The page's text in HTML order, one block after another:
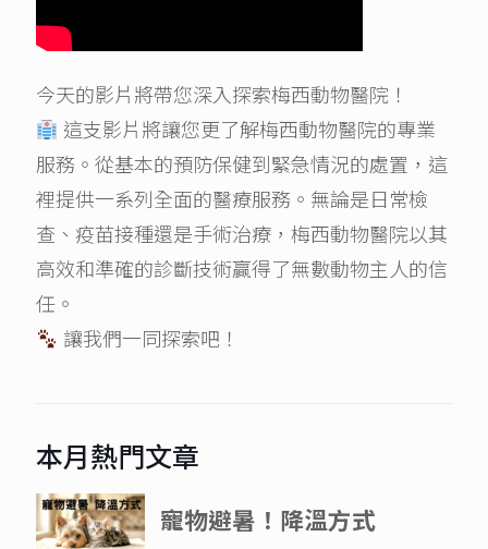
今天的影片將帶您深入探索梅西動物醫院！
這支影片將讓您更了解梅西動物醫院的專業
服務。從基本的預防保健到緊急情況的處置，這
裡提供一系列全面的醫療服務。無論是日常檢
查、疫苗接種還是手術治療，梅西動物醫院以其
高效和準確的診斷技術贏得了無數動物主人的信
任。
讓我們一同探索吧！
本月熱門文章